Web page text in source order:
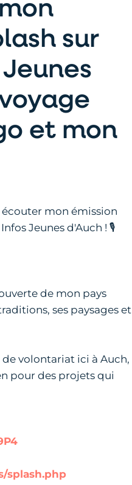
sur
et mon
écouter mon émission
Jeunes d'Auch ! 🎙️
de mon pays
ses paysages et
volontariat ici à Auch,
pour des projets qui
splash.php